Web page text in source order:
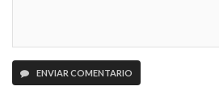
ENVIAR COMENTARIO